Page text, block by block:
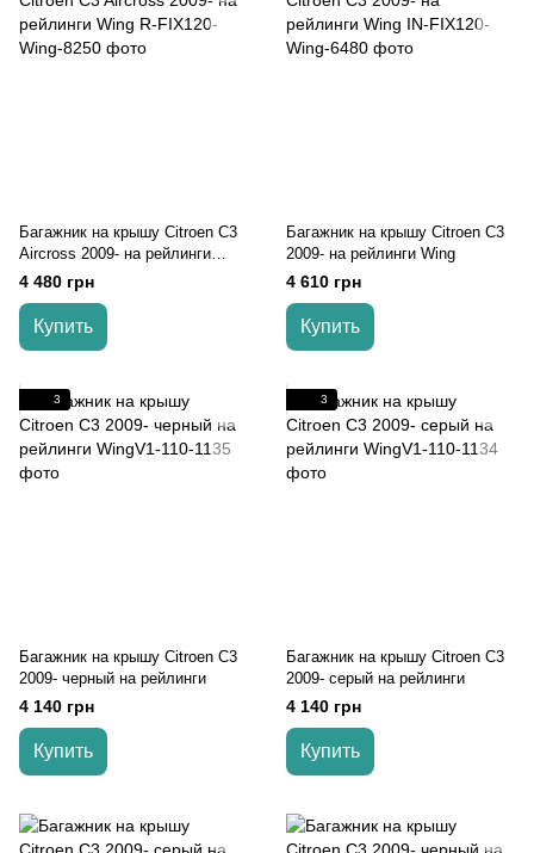
Багажник на крышу Citroen C3
Aircross 2009- на рейлинги
Wing
4 480 грн
Купить
Багажник на крышу Citroen C3
2009- на рейлинги Wing
4 610 грн
Купить
3
Багажник на крышу Citroen C3
2009- черный на рейлинги
4 140 грн
Купить
3
Багажник на крышу Citroen C3
2009- серый на рейлинги
4 140 грн
Купить